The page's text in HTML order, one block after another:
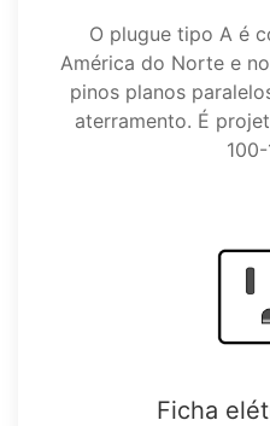
O plugue tipo A é
América do Norte e
pinos planos
aterramento. É
100-
Ficha